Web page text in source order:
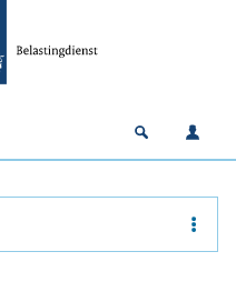
Open